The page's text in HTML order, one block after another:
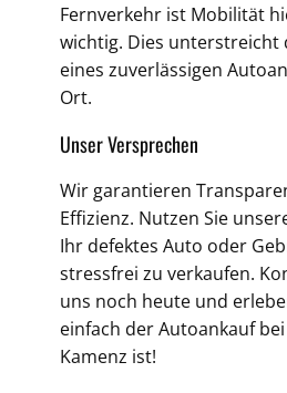
Fernverkehr ist Mobilität
wichtig. Dies unterstreicht
eines zuverlässigen
Ort.
Unser Versprechen
Wir garantieren
Effizienz. Nutzen Sie
Ihr defektes Auto oder
stressfrei zu verkaufen.
uns noch heute und
einfach der Autoankauf
Kamenz ist!